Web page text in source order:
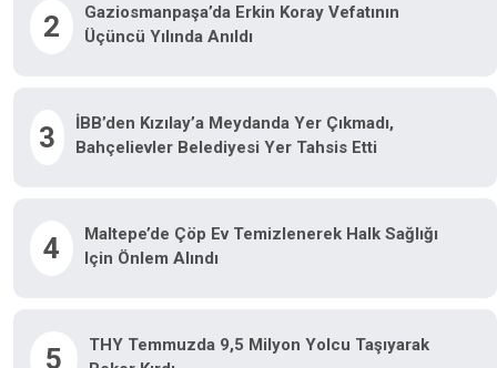
2
Gaziosmanpaşa’da Erkin Koray Vefatının
Üçüncü Yılında Anıldı
3
İBB’den Kızılay’a Meydanda Yer Çıkmadı,
Bahçelievler Belediyesi Yer Tahsis Etti
4
Maltepe’de Çöp Ev Temizlenerek Halk Sağlığı
Için Önlem Alındı
5
THY Temmuzda 9,5 Milyon Yolcu Taşıyarak